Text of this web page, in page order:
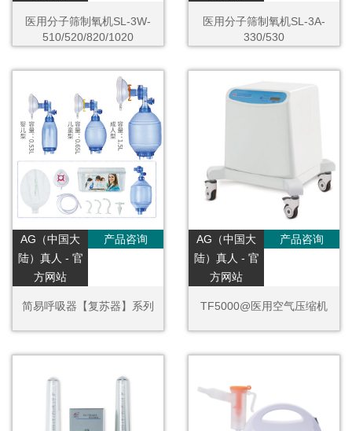
医用分子筛制氧机SL-3W-
510/520/820/1020
医用分子筛制氧机SL-3A-
330/530
AG（中国大
陆）真人 - 官
方网站
产品咨询
简易呼吸器【复苏器】系列
AG（中国大
陆）真人 - 官
方网站
产品咨询
TF5000@医用空气压缩机